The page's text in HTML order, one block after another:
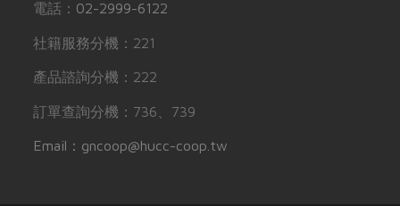
電話： 02-2999-6122
社籍服務分機：221
產品諮詢分機：222
訂單查詢分機：736、739
Email：gncoop@hucc-coop.tw